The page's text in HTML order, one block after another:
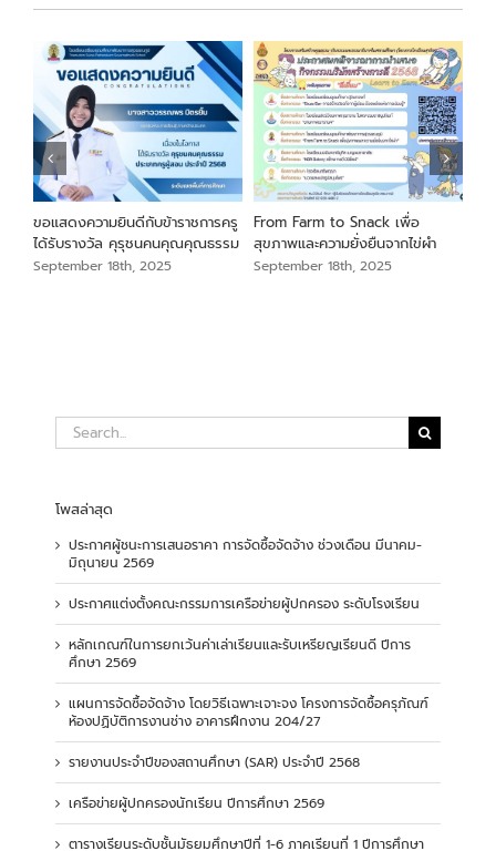
ขอแสดงความยินดีกับข้าราชการครู
ได้รับรางวัล คุรุชนคนคุณคุณธรรม
September 18th, 2025
From Farm to Snack เพื่อ
สุขภาพและความยั่งยืนจากไข่ผำ
September 18th, 2025
Search
for:
โพสล่าสุด
ประกาศผู้ชนะการเสนอราคา การจัดซื้อจัดจ้าง ช่วงเดือน มีนาคม-
มิถุนายน 2569
ประกาศแต่งตั้งคณะกรรมการเครือข่ายผู้ปกครอง ระดับโรงเรียน
หลักเกณฑ์ในการยกเว้นค่าเล่าเรียนและรับเหรียญเรียนดี ปีการ
ศึกษา 2569
แผนการจัดซื้อจัดจ้าง โดยวิธีเฉพาะเจาะจง โครงการจัดซื้อครุภัณฑ์
ห้องปฏิบัติการงานช่าง อาคารฝึกงาน 204/27
รายงานประจำปีของสถานศึกษา (SAR) ประจำปี 2568
เครือข่ายผู้ปกครองนักเรียน ปีการศึกษา 2569
ตารางเรียนระดับชั้นมัธยมศึกษาปีที่ 1-6 ภาคเรียนที่ 1 ปีการศึกษา